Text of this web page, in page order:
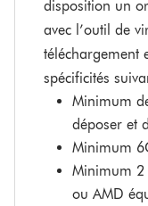
disposition un
avec l’outil de
téléchargement
spécificités
Minimum
déposer et
Minimum
Minimum
ou AMD